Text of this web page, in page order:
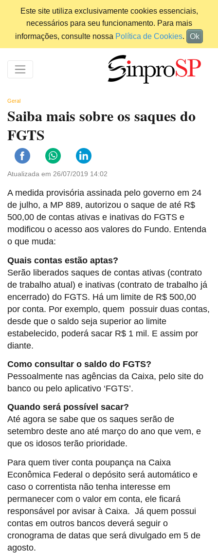
Este site utiliza exclusivamente cookies essenciais,
necessários para seu funcionamento. Para mais
informações, consulte nossa Política de Cookies. Ok
Geral
Saiba mais sobre os saques do
FGTS
Atualizada em 26/07/2019 14:02
A medida provisória assinada pelo governo em 24
de julho, a MP 889, autorizou o saque de até R$
500,00 de contas ativas e inativas do FGTS e
modificou o acesso aos valores do Fundo. Entenda
o que muda:
Quais contas estão aptas?
Serão liberados saques de contas ativas (contrato
de trabalho atual) e inativas (contrato de trabalho já
encerrado) do FGTS. Há um limite de R$ 500,00
por conta. Por exemplo, quem possuir duas contas,
desde que o saldo seja superior ao limite
estabelecido, poderá sacar R$ 1 mil. E assim por
diante.
Como consultar o saldo do FGTS?
Pessoalmente nas agências da Caixa, pelo site do
banco ou pelo aplicativo ‘FGTS’.
Quando será possível sacar?
Até agora se sabe que os saques serão de
setembro deste ano até março do ano que vem, e
que os idosos terão prioridade.
Para quem tiver conta poupança na Caixa
Econômica Federal o depósito será automático e
caso o correntista não tenha interesse em
permanecer com o valor em conta, ele ficará
responsável por avisar à Caixa. Já quem possui
contas em outros bancos deverá seguir o
cronograma de datas que será divulgado em 5 de
agosto.